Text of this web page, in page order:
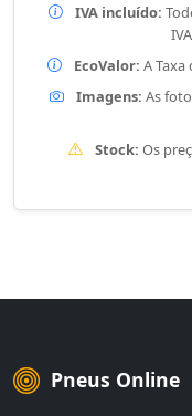
IVA incluído:
EcoValor: A
Imagens: As
Stock: Os
Pneus Online